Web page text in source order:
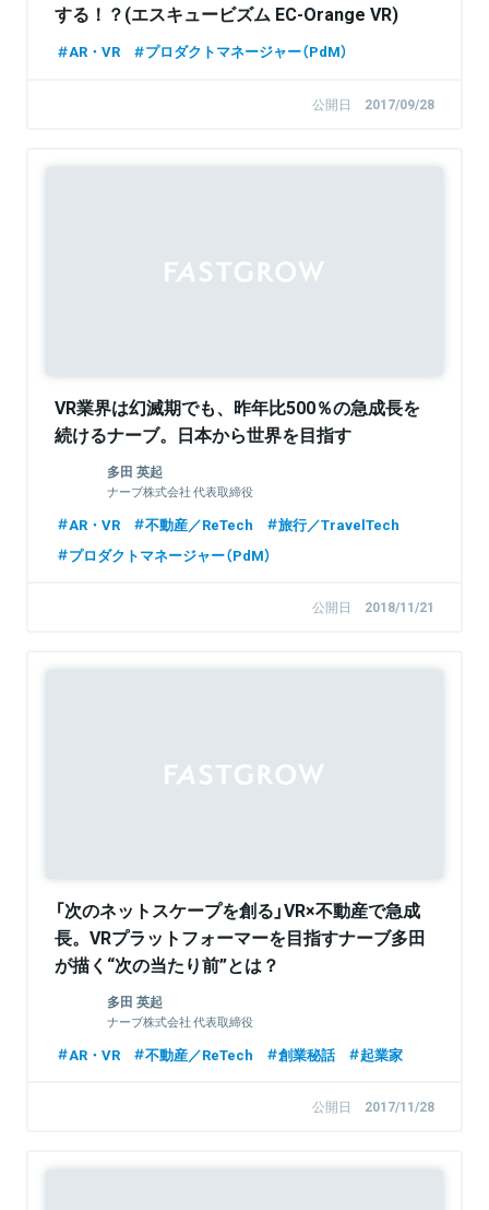
する！？(エスキュービズム EC-Orange VR)
AR・VR プロダクトマネージャー（PdM）
公開日 2017/09/28
VR業界は幻滅期でも、昨年比500％の急成長を
続けるナーブ。日本から世界を目指す
多田 英起
ナーブ株式会社 代表取締役
AR・VR 不動産／ReTech
旅行／TravelTech
プロダクトマネージャー（PdM）
公開日 2018/11/21
「次のネットスケープを創る」VR×不動産で急成
長。VRプラットフォーマーを目指すナーブ多田
が描く“次の当たり前”とは？
多田 英起
ナーブ株式会社 代表取締役
AR・VR 不動産／ReTech 創業秘話 起業家
公開日 2017/11/28